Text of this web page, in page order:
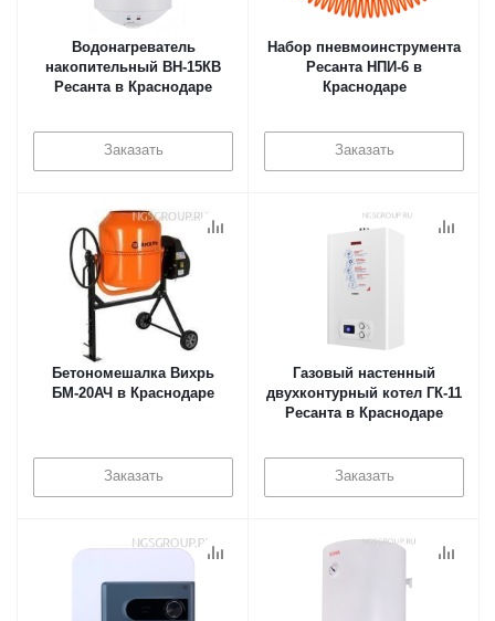
Водонагреватель
накопительный ВН-15КВ
Ресанта в Краснодаре
Заказать
Набор пневмоинструмента
Ресанта НПИ-6 в
Краснодаре
Заказать
Бетономешалка Вихрь
БМ-20АЧ в Краснодаре
Заказать
Газовый настенный
двухконтурный котел ГК-11
Ресанта в Краснодаре
Заказать